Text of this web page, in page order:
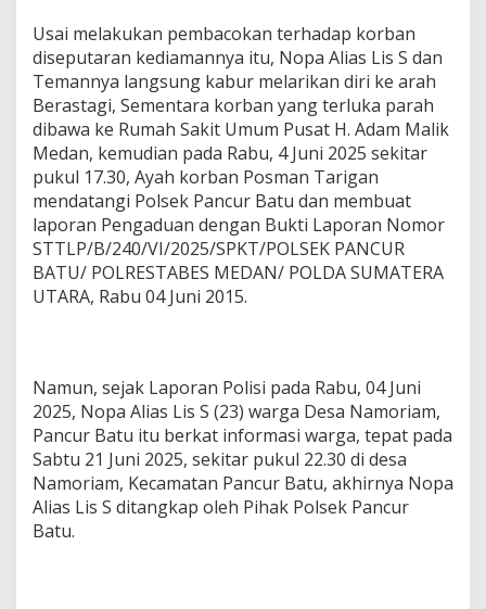
Usai melakukan pembacokan terhadap korban
diseputaran kediamannya itu, Nopa Alias Lis S dan
Temannya langsung kabur melarikan diri ke arah
Berastagi, Sementara korban yang terluka parah
dibawa ke Rumah Sakit Umum Pusat H. Adam Malik
Medan, kemudian pada Rabu, 4 Juni 2025 sekitar
pukul 17.30, Ayah korban Posman Tarigan
mendatangi Polsek Pancur Batu dan membuat
laporan Pengaduan dengan Bukti Laporan Nomor
STTLP/B/240/VI/2025/SPKT/POLSEK PANCUR
BATU/ POLRESTABES MEDAN/ POLDA SUMATERA
UTARA, Rabu 04 Juni 2015.
Namun, sejak Laporan Polisi pada Rabu, 04 Juni
2025, Nopa Alias Lis S (23) warga Desa Namoriam,
Pancur Batu itu berkat informasi warga, tepat pada
Sabtu 21 Juni 2025, sekitar pukul 22.30 di desa
Namoriam, Kecamatan Pancur Batu, akhirnya Nopa
Alias Lis S ditangkap oleh Pihak Polsek Pancur
Batu.